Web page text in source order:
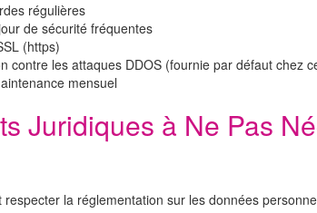
régulières
de sécurité fréquentes
(https)
contre les attaques DDOS (fournie par défaut chez
mensuel
Juridiques à Ne Pas
respecter la réglementation sur les données